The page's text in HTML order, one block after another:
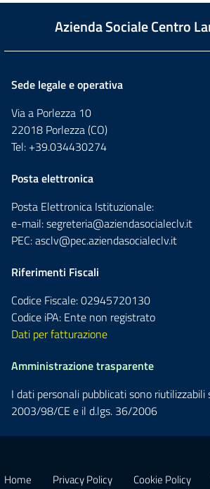
Azienda Sociale Centro
Sede legale e operativa
Via a Porlezza 10
22018 Porlezza (CO)
Tel: +39.034430274
Posta elettronica
Posta Elettronica Istituzionale:
e-mail:segreteria@aziendasocialeclv.it
PEC:asclv@pec.aziendasocialeclv.it
Riferimenti Fiscali
Codice Fiscale: 02945720130
Codice iPA: Ente non registrato
Dati per fatturazione
Amministrazione trasparente
I dati personali pubblicati sono
2003/98/CE e il d.lgs. 36/2006
Home Privacy Policy Cookie Policy